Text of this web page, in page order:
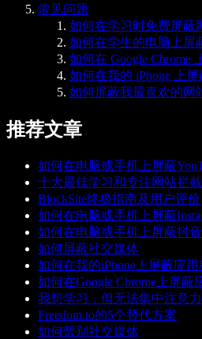
常见问题
如何在学习时免费屏蔽
如何在学生的电脑上屏
如何在 Google Chrome
如何在我的 iPhone 上屏
如何屏蔽我最喜欢的网
推荐文章
如何在电脑或手机上屏蔽
十大最佳学习和专注网站拦
BlockSite终极指南及用户评价
如何在电脑或手机上屏蔽
如何在电脑或手机上屏蔽抖音
如何屏蔽社交媒体
如何在我的iPhone上屏蔽应用
如何在Google Chrome上屏蔽
我想学习，但无法集中注意
Freedom.to的5个替代方案
如何暂别社交媒体